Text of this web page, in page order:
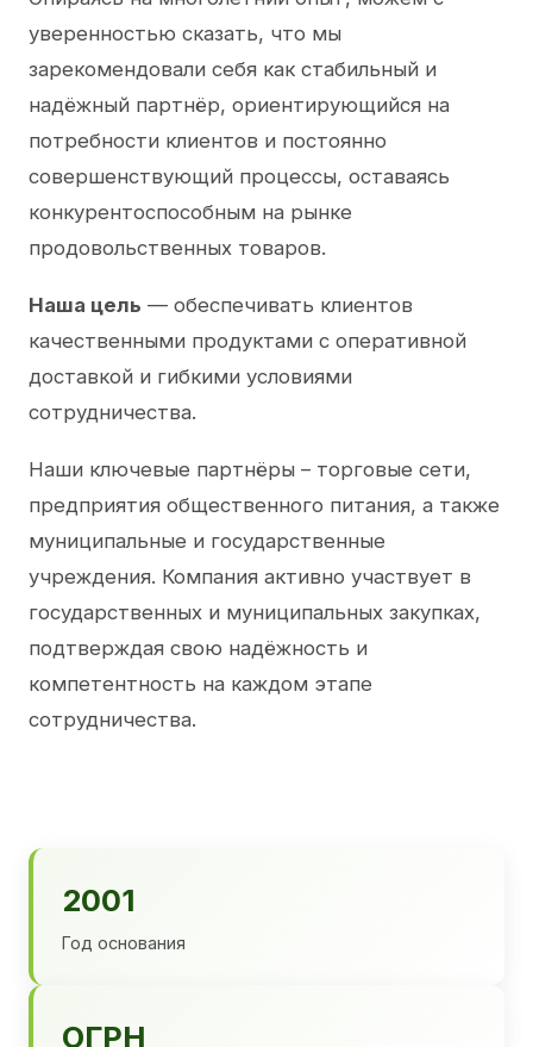
уверенностью сказать, что мы
зарекомендовали себя как стабильный и
надёжный партнёр, ориентирующийся на
потребности клиентов и постоянно
совершенствующий процессы, оставаясь
конкурентоспособным на рынке
продовольственных товаров.
Наша цель — обеспечивать клиентов
качественными продуктами с оперативной
доставкой и гибкими условиями
сотрудничества.
Наши ключевые партнёры – торговые сети,
предприятия общественного питания, а также
муниципальные и государственные
учреждения. Компания активно участвует в
государственных и муниципальных закупках,
подтверждая свою надёжность и
компетентность на каждом этапе
сотрудничества.
2001
Год основания
ОГРН